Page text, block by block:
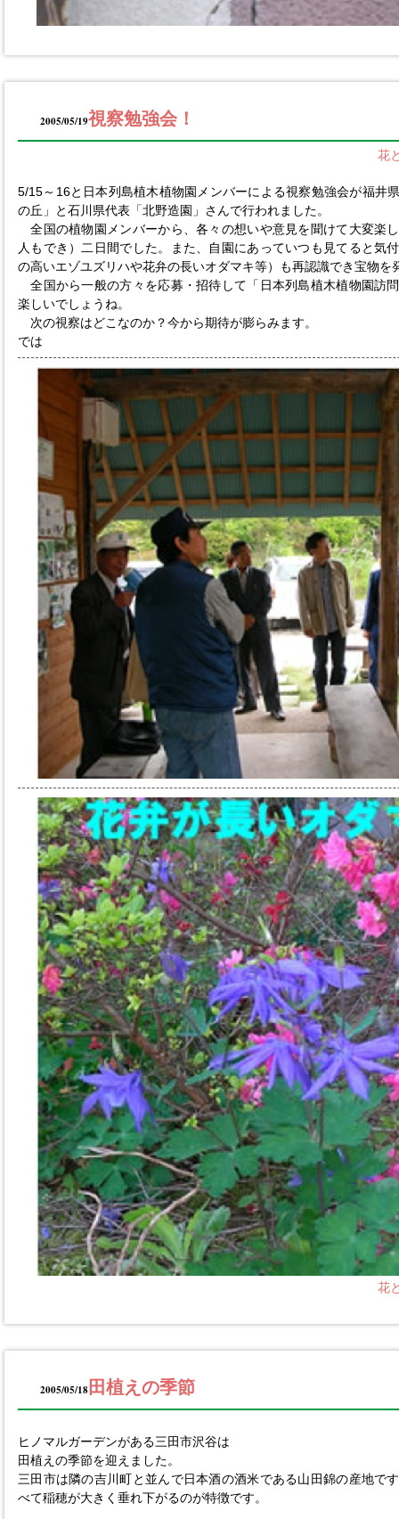
2005/05/19視察勉強会！
花
5/15～16と日本列島植木植物園メンバーによる視察勉強会が福井
の丘」と石川県代表「北野造園」さんで行われました。
全国の植物園メンバーから、各々の想いや意見を聞けて大変楽
人もでき）二日間でした。また、自園にあっていつも見てると気
の高いエゾユズリハや花弁の長いオダマキ等）も再認識でき宝物を
全国から一般の方々を応募・招待して「日本列島植木植物園訪
楽しいでしょうね。
次の視察はどこなのか？今から期待が膨らみます。
では
花
2005/05/18田植えの季節
ヒノマルガーデンがある三田市沢谷は
田植えの季節を迎えました。
三田市は隣の吉川町と並んで日本酒の酒米である山田錦の産地で
べて稲穂が大きく垂れ下がるのが特徴です。